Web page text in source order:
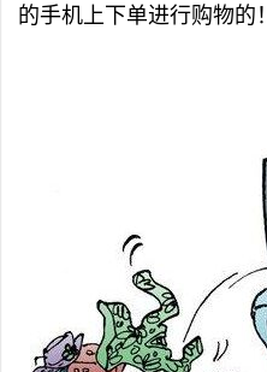
的手机上下单进行购物的！